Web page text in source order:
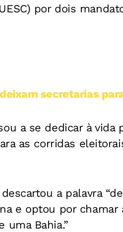
por dois
secretarias
a se dedicar à
as corridas
a palavra
e optou por chamar
uma Bahia.”